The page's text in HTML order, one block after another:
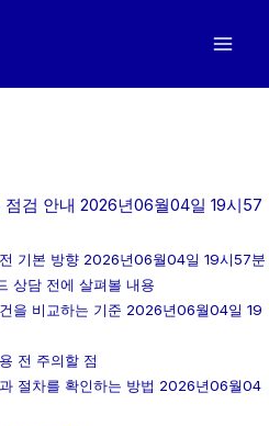
검 안내 2026년06월04일 19시57
기본 방향 2026년06월04일 19시57분
상담 전에 살펴볼 내용
을 비교하는 기준 2026년06월04일 19
전 주의할 점
절차를 확인하는 방법 2026년06월04